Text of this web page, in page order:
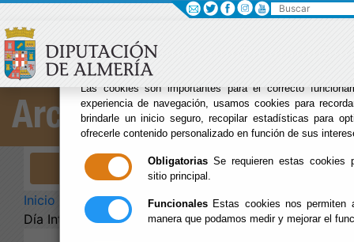
Sus opciones
Las cookies son importantes para el correcto
experiencia de navegación, usamos cookies para
brindarle un inicio seguro, recopilar estadísticas para
ofrecerle contenido personalizado en función de sus
Obligatorias Se requieren estas cookies
sitio principal.
Funcionales Estas cookies nos
manera que podamos medir y mejorar el
Archivo Biblioteca
Menú Archivo Biblioteca
Inicio Archivo Biblioteca - 9 de Junio de 2025 -
Día Internacional de Los Archivos
Buscar